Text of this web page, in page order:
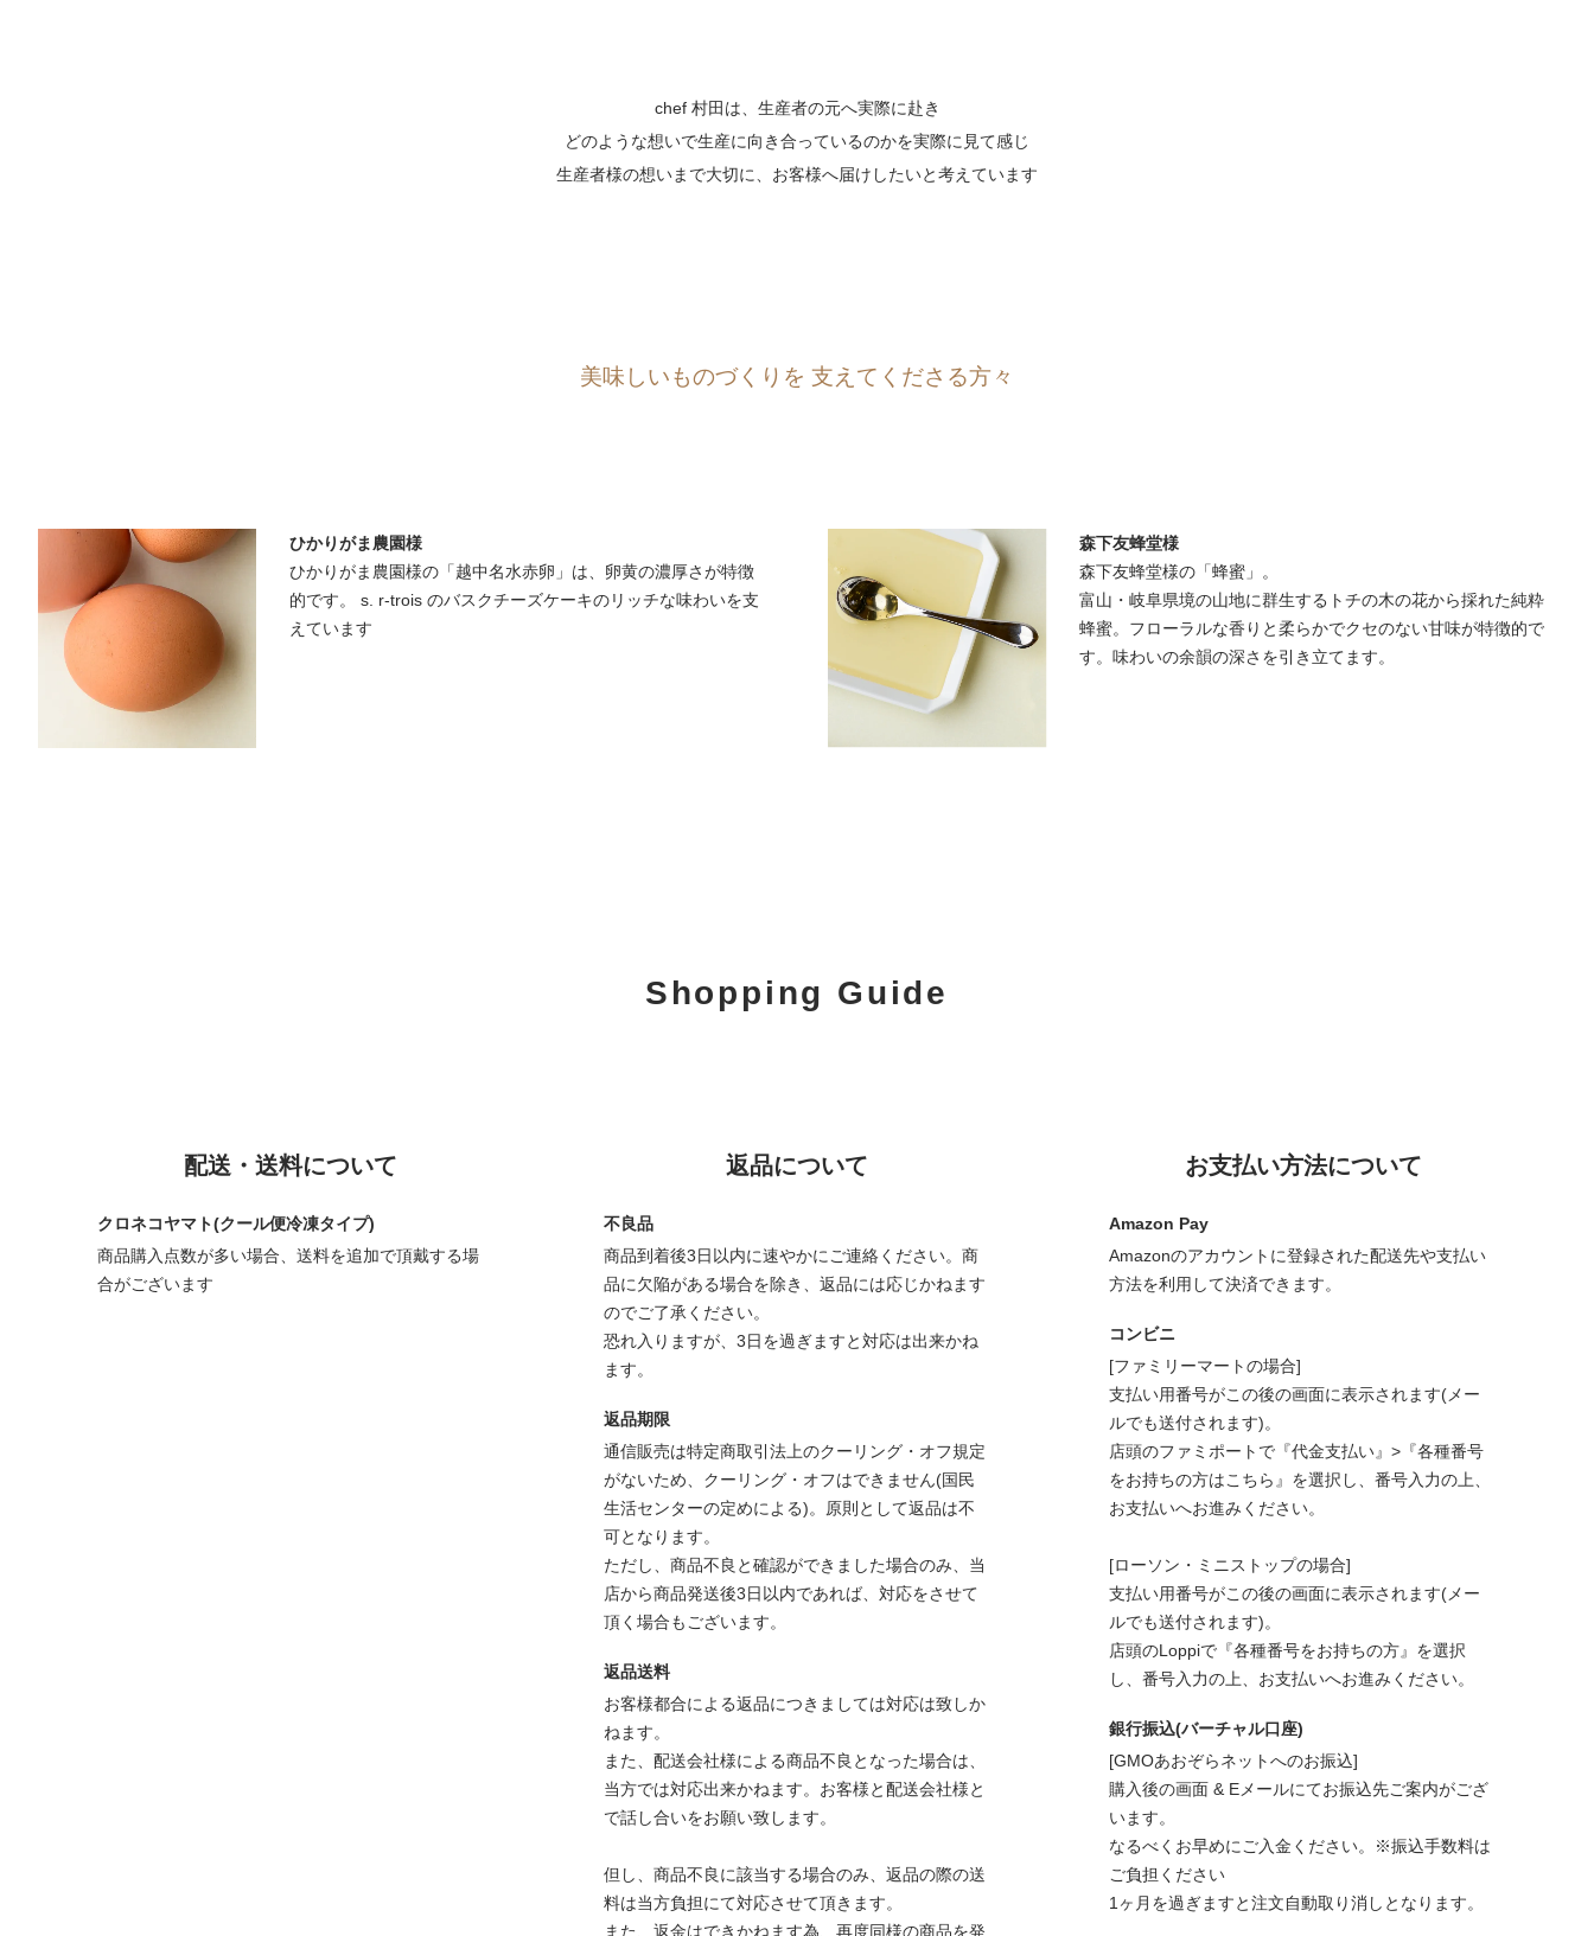
chef 村田は、生産者の元へ実際に赴き
どのような想いで生産に向き合っているのかを実際に見て感じ
生産者様の想いまで大切に、お客様へ届けしたいと考えています
美味しいものづくりを 支えてくださる方々
ひかりがま農園様
ひかりがま農園様の「越中名水赤卵」は、卵黄の濃厚さが特徴
的です。 s. r-trois のバスクチーズケーキのリッチな味わいを支
えています
森下友蜂堂様
森下友蜂堂様の「蜂蜜」。
富山・岐阜県境の山地に群生するトチの木の花から採れた純粋
蜂蜜。フローラルな香りと柔らかでクセのない甘味が特徴的で
す。味わいの余韻の深さを引き立てます。
Shopping Guide
配送・送料について
クロネコヤマト(クール便冷凍タイプ)
商品購入点数が多い場合、送料を追加で頂戴する場
合がございます
返品について
不良品
商品到着後3日以内に速やかにご連絡ください。商
品に欠陥がある場合を除き、返品には応じかねます
のでご了承ください。
恐れ入りますが、3日を過ぎますと対応は出来かね
ます。
返品期限
通信販売は特定商取引法上のクーリング・オフ規定
がないため、クーリング・オフはできません(国民
生活センターの定めによる)。原則として返品は不
可となります。
ただし、商品不良と確認ができました場合のみ、当
店から商品発送後3日以内であれば、対応をさせて
頂く場合もございます。
返品送料
お客様都合による返品につきましては対応は致しか
ねます。
また、配送会社様による商品不良となった場合は、
当方では対応出来かねます。お客様と配送会社様と
で話し合いをお願い致します。
但し、商品不良に該当する場合のみ、返品の際の送
料は当方負担にて対応させて頂きます。
また、返金はできかねます為、再度同様の商品を発
お支払い方法について
Amazon Pay
Amazonのアカウントに登録された配送先や支払い
方法を利用して決済できます。
コンビニ
[ファミリーマートの場合]
支払い用番号がこの後の画面に表示されます(メー
ルでも送付されます)。
店頭のファミポートで『代金支払い』>『各種番号
をお持ちの方はこちら』を選択し、番号入力の上、
お支払いへお進みください。
[ローソン・ミニストップの場合]
支払い用番号がこの後の画面に表示されます(メー
ルでも送付されます)。
店頭のLoppiで『各種番号をお持ちの方』を選択
し、番号入力の上、お支払いへお進みください。
銀行振込(バーチャル口座)
[GMOあおぞらネットへのお振込]
購入後の画面 & Eメールにてお振込先ご案内がござ
います。
なるべくお早めにご入金ください。※振込手数料は
ご負担ください
1ヶ月を過ぎますと注文自動取り消しとなります。